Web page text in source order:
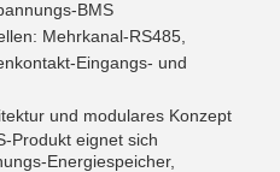
BMS
Mehrkanal-RS485,
Eingangs- und
und modulares Konzept
Produkt eignet sich
Energiespeicher,